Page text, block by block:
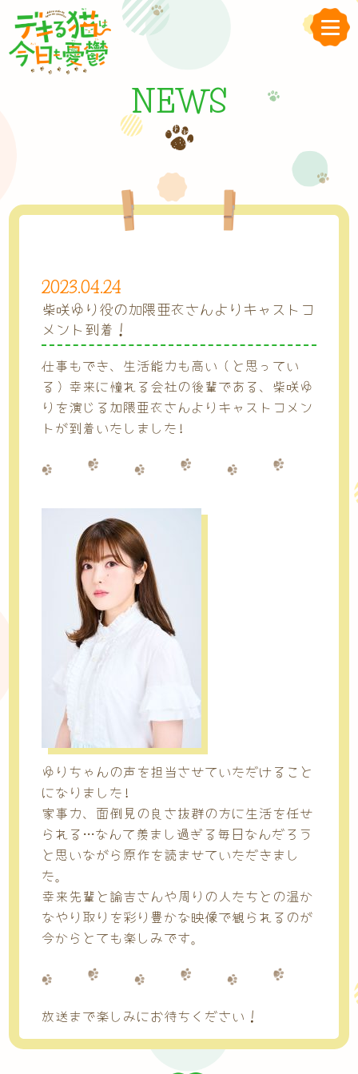
NEWS
2023.04.24
柴咲ゆり役の加隈亜衣さんよりキャストコ
メント到着！
仕事もでき、生活能力も高い（と思ってい
る）幸来に憧れる会社の後輩である、柴咲ゆ
りを演じる加隈亜衣さんよりキャストコメン
トが到着いたしました!
ゆりちゃんの声を担当させていただけること
になりました!
家事力、面倒見の良さ抜群の方に生活を任せ
られる…なんて羨まし過ぎる毎日なんだろう
と思いながら原作を読ませていただきまし
た。
幸来先輩と諭吉さんや周りの人たちとの温か
なやり取りを彩り豊かな映像で観られるのが
今からとても楽しみです。
放送まで楽しみにお待ちください！